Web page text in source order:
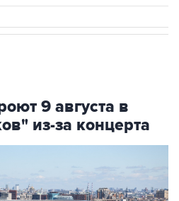
9 августа в
из-за концерта